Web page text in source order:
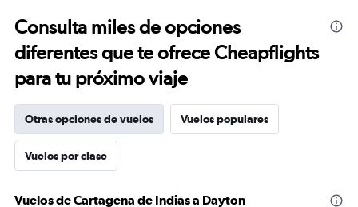
Consulta miles de opciones
diferentes que te ofrece Cheapflights
para tu próximo viaje
Otras opciones de vuelos Vuelos populares
Vuelos por clase
Vuelos de Cartagena de Indias a Dayton